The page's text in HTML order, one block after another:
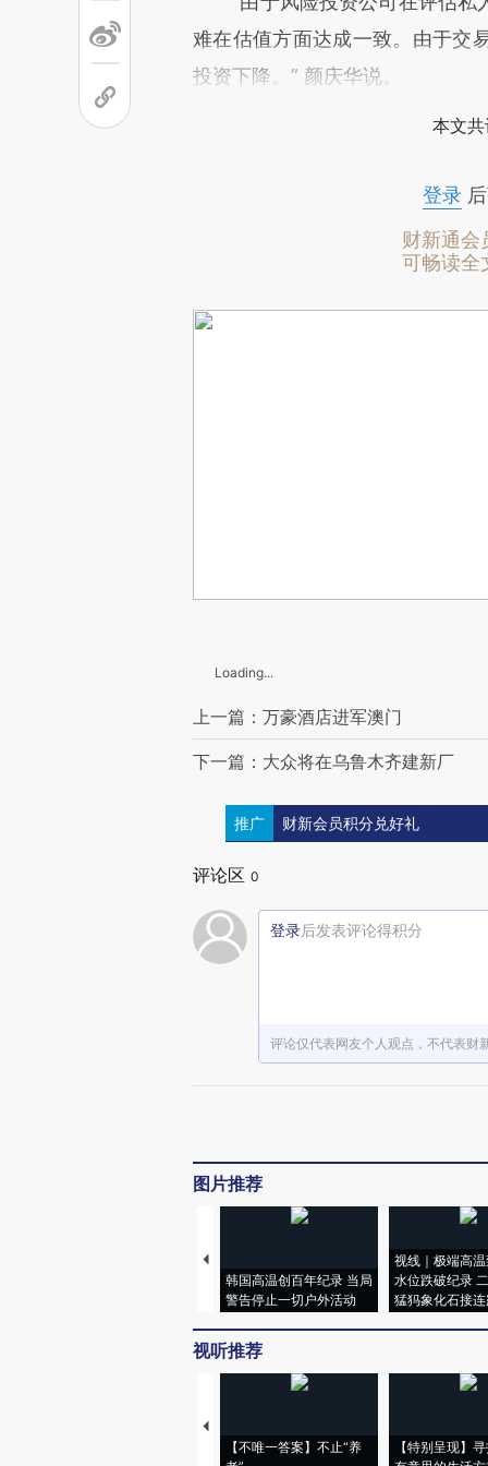
难在估值方面达成一致。由于交
投资下降。” 颜庆华说。
本文共
登录后
财新通会
可畅读全
Loading...
上一篇：万豪酒店进军澳门
下一篇：大众将在乌鲁木齐建新厂
推广 财新会员积分兑好礼
评论区 0
登录后发表评论得积分
评论仅代表网友个人观点，不代表财
图片推荐
韩国高温创百年纪录 当局
警告停止一切户外活动
视线｜极端高
水位跌破纪录
猛犸象化石接连
视听推荐
【不唯一答案】不止“养
【特别呈现】